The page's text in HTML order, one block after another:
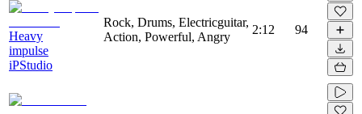
Heavy
impulse
iPStudio
Rock, Drums, Electricguitar,
Action, Powerful, Angry
2:12 94